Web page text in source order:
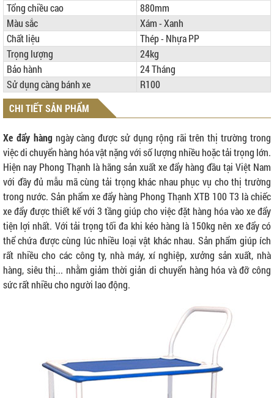
Tổng chiều cao
880mm
Màu sắc
Xám - Xanh
Chất liệu
Thép - Nhựa PP
Trọng lượng
24kg
Bảo hành
24 Tháng
Sử dụng càng bánh xe
R100
CHI TIẾT SẢN PHẨM
Xe đẩy hàng ngày càng được sử dụng rộng rãi trên thị trường trong
việc di chuyển hàng hóa vật nặng với số lượng nhiều hoặc tải trọng lớn.
Hiện nay Phong Thạnh là hãng sản xuất xe đẩy hàng đầu tại Việt Nam
với đầy đủ mẫu mã cùng tải trọng khác nhau phục vụ cho thị trường
trong nước. Sản phẩm xe đẩy hàng Phong Thạnh XTB 100 T3 là chiếc
xe đẩy được thiết kế với 3 tầng giúp cho việc đặt hàng hóa vào xe đẩy
tiện lợi nhất. Với tải trọng tối đa khi kéo hàng là 150kg nên xe đẩy có
thể chứa được cùng lúc nhiều loại vật khác nhau. Sản phẩm giúp ích
rất nhiều cho các công ty, nhà máy, xí nghiệp, xưởng sản xuất, nhà
hàng, siêu thị... nhằm giảm thời giản di chuyển hàng hóa và đỡ công
sức rất nhiều cho người lao động.